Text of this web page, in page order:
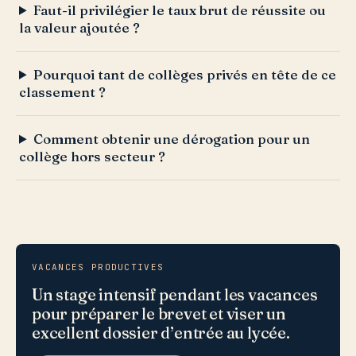
Faut-il privilégier le taux brut de réussite ou
la valeur ajoutée ?
Pourquoi tant de collèges privés en tête de ce
classement ?
Comment obtenir une dérogation pour un
collège hors secteur ?
VACANCES PRODUCTIVES
Un stage intensif pendant les vacances
pour préparer le brevet et viser un
excellent dossier d’entrée au lycée.